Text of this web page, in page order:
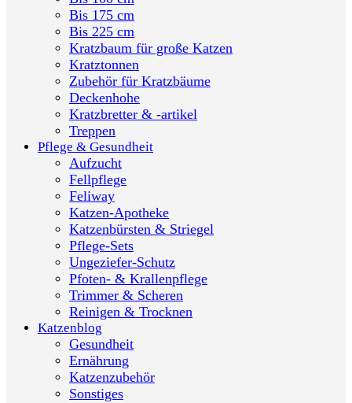
Bis 175 cm
Bis 225 cm
Kratzbaum für große Katzen
Kratztonnen
Zubehör für Kratzbäume
Deckenhohe
Kratzbretter & -artikel
Treppen
Pflege & Gesundheit
Aufzucht
Fellpflege
Feliway
Katzen-Apotheke
Katzenbürsten & Striegel
Pflege-Sets
Ungeziefer-Schutz
Pfoten- & Krallenpflege
Trimmer & Scheren
Reinigen & Trocknen
Katzenblog
Gesundheit
Ernährung
Katzenzubehör
Sonstiges